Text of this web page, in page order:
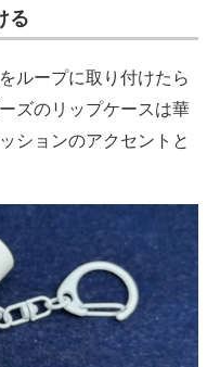
る
ループに取り付けたら
ズのリップケースは華
ションのアクセントと